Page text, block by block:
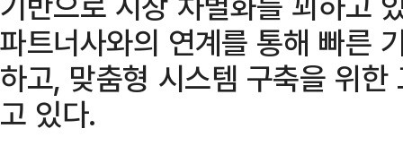
파트너사와의 연계를 통해 빠른
하고, 맞춤형 시스템 구축을 위
고 있다.